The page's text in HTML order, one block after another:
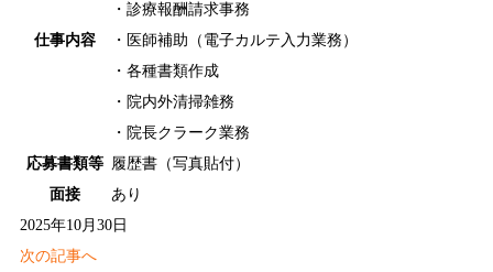
仕事内容
・診療報酬請求事務
・医師補助（電子カルテ入力業務）
・各種書類作成
・院内外清掃雑務
・院長クラーク業務
応募書類等 履歴書（写真貼付）
面接
あり
2025年10月30日
次の記事へ